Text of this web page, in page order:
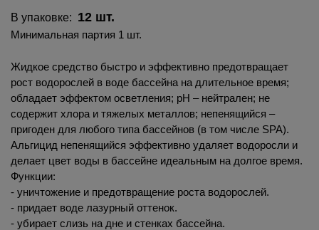
В упаковке: 12 шт.
Минимальная партия 1 шт.
Жидкое средство быстро и эффективно предотвращает
рост водорослей в воде бассейна на длительное время;
обладает эффектом осветления; рН – нейтрален; не
содержит хлора и тяжелых металлов; непенящийся –
пригоден для любого типа бассейнов (в том числе SPA).
Альгицид непенящийся эффективно удаляет водоросли и
делает цвет воды в бассейне идеальным на долгое время.
Функции:
- уничтожение и предотвращение роста водорослей.
- придает воде лазурный оттенок.
- убирает слизь на дне и стенках бассейна.